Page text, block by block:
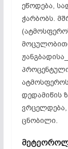
ეწოდება,
ჭარბობს.
დედამიწის
ცნობილი.